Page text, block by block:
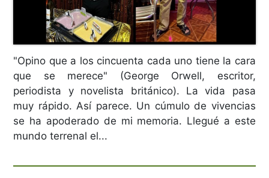
"Opino que a los cincuenta cada uno tiene la cara
que se merece" (George Orwell, escritor,
periodista y novelista británico). La vida pasa
muy rápido. Así parece. Un cúmulo de vivencias
se ha apoderado de mi memoria. Llegué a este
mundo terrenal el...